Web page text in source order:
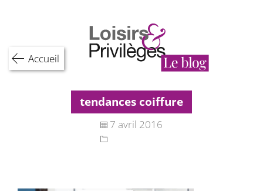
Accueil
tendances coiffure
7 avril 2016